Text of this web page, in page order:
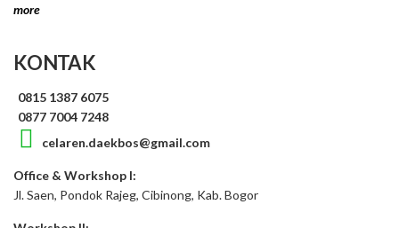
more
KONTAK
0815 1387 6075
0877 7004 7248
celaren.daekbos@gmail.com
Office & Workshop I:
Jl. Saen, Pondok Rajeg, Cibinong, Kab. Bogor